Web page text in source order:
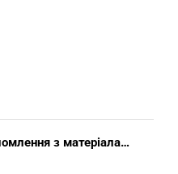
Заява про ознайомлення з матеріалами виконавчого провадження (зразок, шаблон 2025 року)